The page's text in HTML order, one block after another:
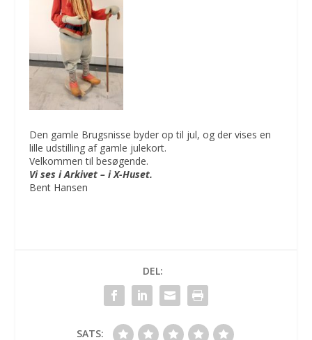
Den gamle Brugsnisse byder op til jul, og der vises en
lille udstilling af gamle julekort.
Velkommen til besøgende.
Vi ses i Arkivet – i X-Huset.
Bent Hansen
DEL:
SATS: